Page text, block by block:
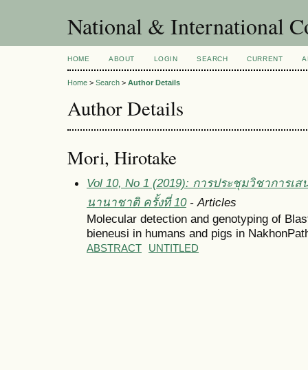
National & International
HOME ABOUT LOGIN SEARCH CURRENT
Home > Search > Author Details
Author Details
Mori, Hirotake
Vol 10, No 1 (2019): การประชุมวิชาการเ
นานาชาติ ครั้งที่ 10- Articles
Molecular detection and genotyping of
bieneusi in humans and pigs in
ABSTRACT UNTITLED